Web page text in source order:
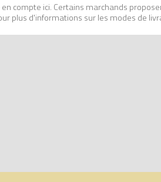
compte ici. Certains marchands
plus d'informations sur les modes de